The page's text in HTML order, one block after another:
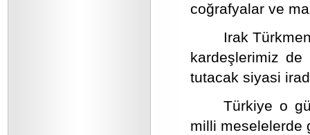
coğrafyalar ve
Irak
kardeşlerimiz de
tutacak siyasi
Türkiye o
milli meselelerde